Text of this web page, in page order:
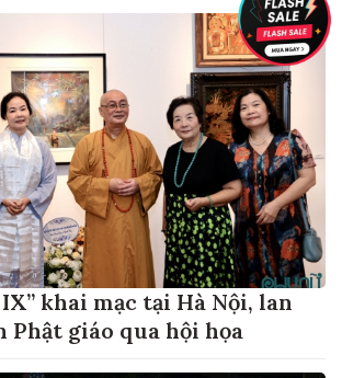
IX” khai mạc tại Hà Nội, lan
Phật giáo qua hội họa